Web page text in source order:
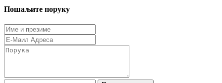
Пошаљите поруку